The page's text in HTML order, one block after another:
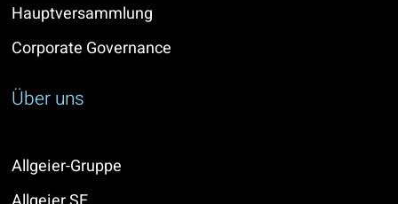
Hauptversammlung
Corporate Governance
Über uns
Allgeier-Gruppe